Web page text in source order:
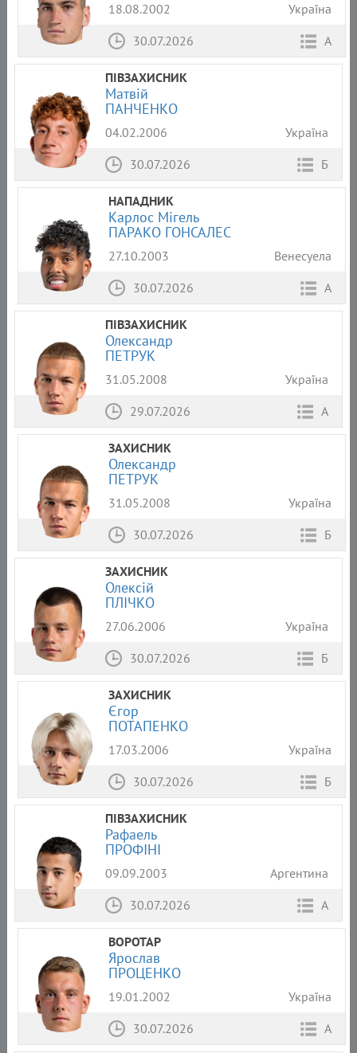
18.08.2002
Україна
30.07.2026
А
ПІВЗАХИСНИК
Матвій
ПАНЧЕНКО
04.02.2006
Україна
30.07.2026
Б
НАПАДНИК
Карлос Мігель
ПАРАКО ГОНСАЛЕС
27.10.2003
Венесуела
30.07.2026
А
ПІВЗАХИСНИК
Олександр
ПЕТРУК
31.05.2008
Україна
29.07.2026
А
ЗАХИСНИК
Олександр
ПЕТРУК
31.05.2008
Україна
30.07.2026
Б
ЗАХИСНИК
Олексій
ПЛІЧКО
27.06.2006
Україна
30.07.2026
Б
ЗАХИСНИК
Єгор
ПОТАПЕНКО
17.03.2006
Україна
30.07.2026
Б
ПІВЗАХИСНИК
Рафаель
ПРОФІНІ
09.09.2003
Аргентина
30.07.2026
А
ВОРОТАР
Ярослав
ПРОЦЕНКО
19.01.2002
Україна
30.07.2026
А